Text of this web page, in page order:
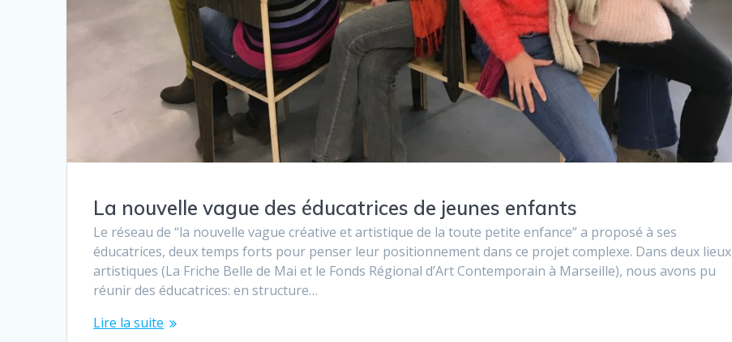
La nouvelle vague des éducatrices de jeunes enfants
Le réseau de “la nouvelle vague créative et artistique de la toute petite enfance” a proposé à ses
éducatrices, deux temps forts pour penser leur positionnement dans ce projet complexe. Dans deux lieux
artistiques (La Friche Belle de Mai et le Fonds Régional d’Art Contemporain à Marseille), nous avons pu
réunir des éducatrices: en structure…
Lire la suite